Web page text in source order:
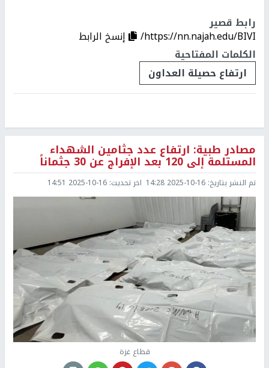
رابط قصير
https://nn.najah.edu/BIVI/
إنسخ الرابط
الكلمات المفتاحية
ارتفاع حصيلة العداون
مصادر طبية: ارتفاع عدد جثامين الشهداء
المستلمة إلى 120 بعد الإفراج عن 30 جثماناً
تم النشر بتاريخ: 2025-10-16 14:28 اخر تحديث: 2025-10-16 14:51
قطاع غزة